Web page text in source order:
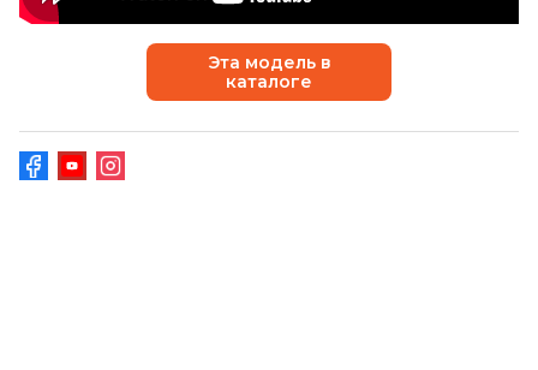
Эта модель в
каталоге